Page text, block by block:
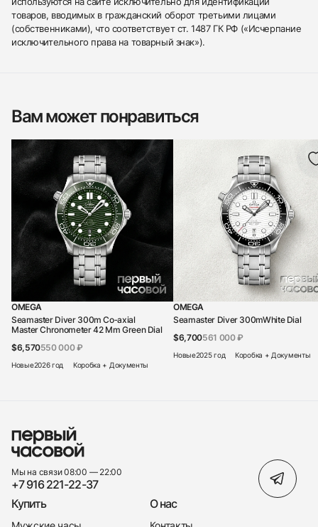
товаров, вводимых в гражданский оборот третьими лицами
(собственниками), что соответствует ст. 1487 ГК РФ («Исчерпание
исключительного права на товарный знак»).
Вам может понравиться
OMEGA
Seamaster Diver 300m Co‑axial
Master Chronometer 42 Mm Green Dial
$6,570550 000 ₽
Новые2026 год Коробка + Документы
OMEGA
Seamaster Diver 300mWhite Dial
$6,700561 000 ₽
Новые2025 год Коробка + Документы
Мы на связи 08:00 — 22:00
+7 916 221-22-37
Купить
О нас